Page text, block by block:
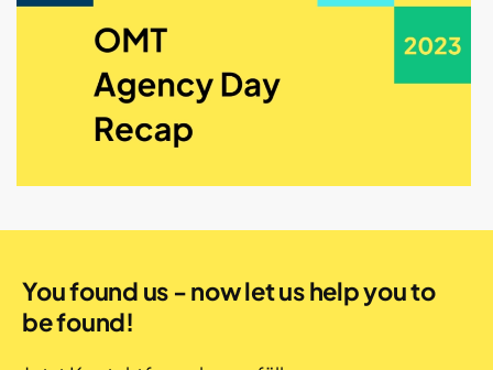
You found us - now let us help you to
be found!